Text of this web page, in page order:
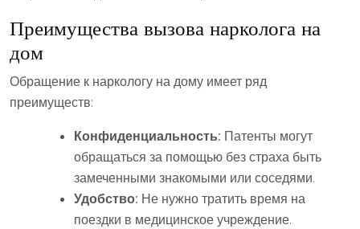
Преимущества вызова нарколога на
дом
Обращение к наркологу на дому имеет ряд
преимуществ:
Конфиденциальность: Патенты могут
обращаться за помощью без страха быть
замеченными знакомыми или соседями.
Удобство: Не нужно тратить время на
поездки в медицинское учреждение.